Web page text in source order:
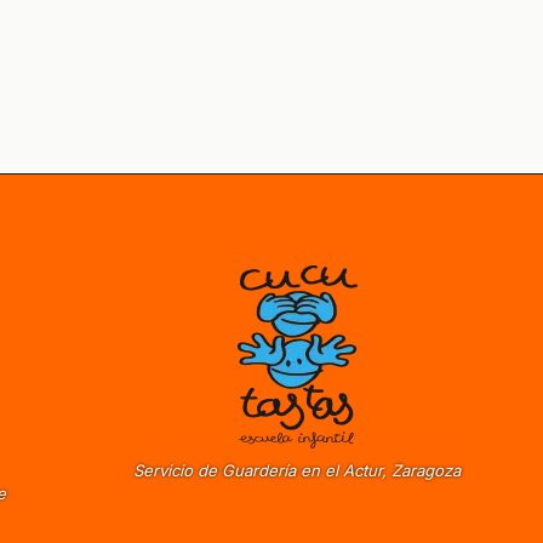
Servicio de Guardería en el Actur, Zaragoza